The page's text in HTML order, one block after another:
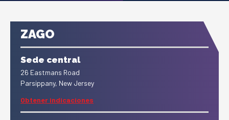
ZAGO
Sede central
26 Eastmans Road
Parsippany, New Jersey
Obtener indicaciones